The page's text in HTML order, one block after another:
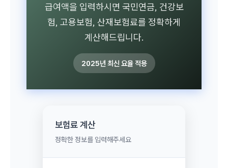
급여액을 입력하시면 국민연금, 건강보
험, 고용보험, 산재보험료를 정확하게
계산해드립니다.
2025년 최신 요율 적용
보험료 계산
정확한 정보를 입력해주세요